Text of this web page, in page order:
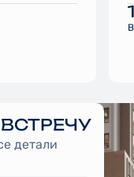
детали